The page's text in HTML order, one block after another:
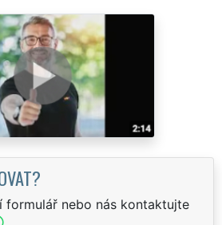
formulář nebo nás kontaktujte